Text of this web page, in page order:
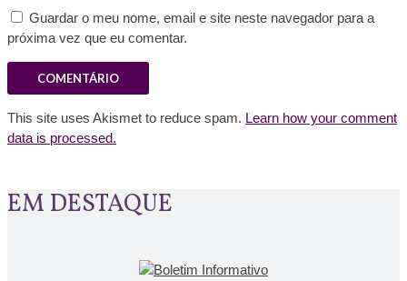
Guardar o meu nome, email e site neste navegador para a
próxima vez que eu comentar.
This site uses Akismet to reduce spam. Learn how your comment
data is processed.
EM DESTAQUE